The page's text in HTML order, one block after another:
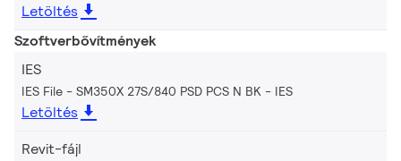
Letöltés
Szoftverbővítmények
IES
IES File - SM350X 27S/840 PSD PCS N BK IES
Letöltés
Revit-fájl